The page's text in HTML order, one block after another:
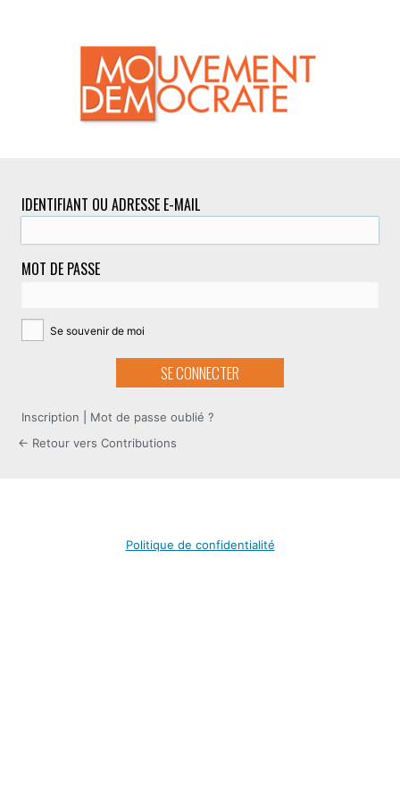
IDENTIFIANT OU ADRESSE E-MAIL
MOT DE PASSE
Se souvenir de moi
Inscription
Mot de passe oublié ?
← Retour vers Contributions
Politique de confidentialité